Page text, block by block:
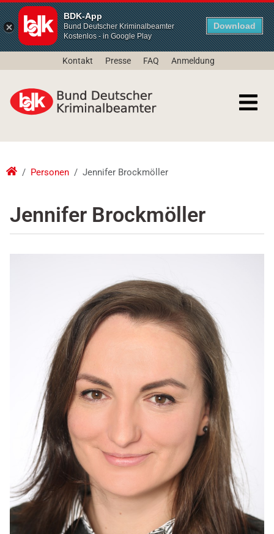
BDK-App
Bund Deutscher Kriminalbeamter
Kostenlos - in Google Play
Download
Kontakt Presse FAQ Anmeldung
Personen Jennifer Brockmöller
Jennifer Brockmöller